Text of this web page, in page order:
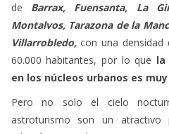
Villarrobledo,
con una
60.000 habitantes, por lo que
en los núcleos urbanos es muy
Pero no solo el cielo
además es un destino con un